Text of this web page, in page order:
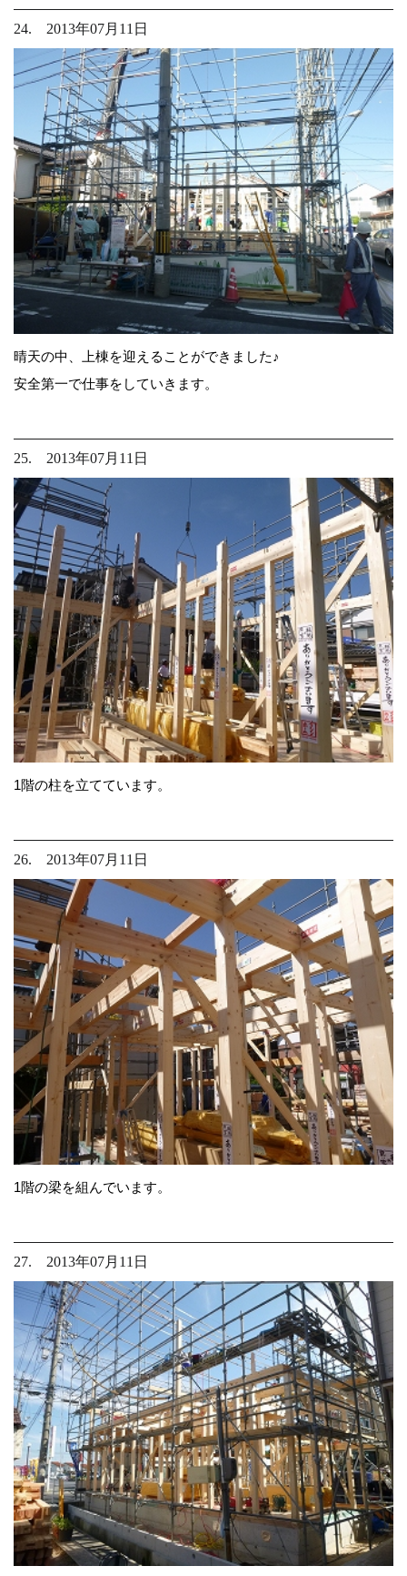
24. 2013年07月11日
晴天の中、上棟を迎えることができました♪
安全第一で仕事をしていきます。
25. 2013年07月11日
1階の柱を立てています。
26. 2013年07月11日
1階の梁を組んでいます。
27. 2013年07月11日